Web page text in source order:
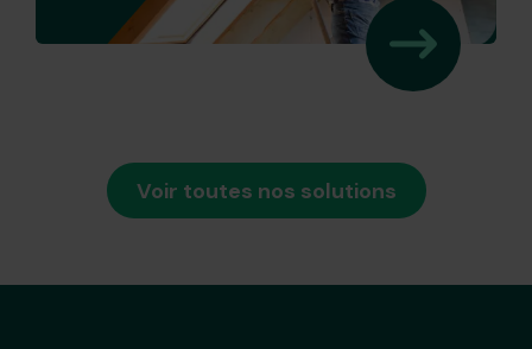
Voir toutes nos solutions